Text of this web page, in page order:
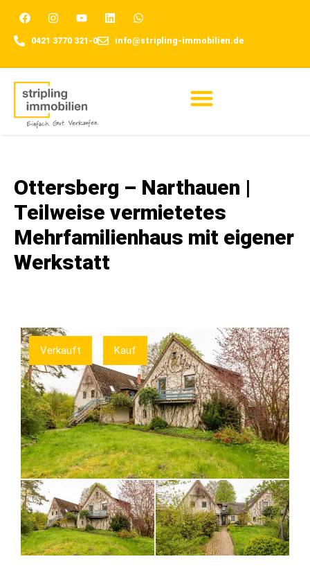
0421 3770 321-0 info@stripling-immobilien.de
Ottersberg – Narthauen |
Teilweise vermietetes
Mehrfamilienhaus mit eigener
Werkstatt
Verkauft Kauf